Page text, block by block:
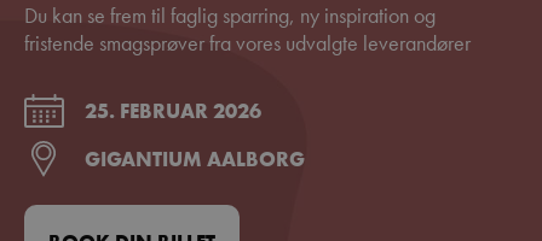
Du kan se frem til faglig sparring, ny inspiration og
fristende smagsprøver fra vores udvalgte leverandører
25. FEBRUAR 2026
GIGANTIUM AALBORG